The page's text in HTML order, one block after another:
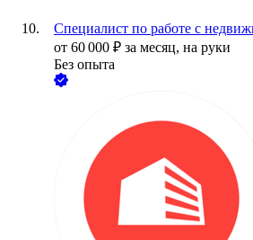
Специалист по работе с
от 60 000 ₽ за месяц, на руки
Без опыта